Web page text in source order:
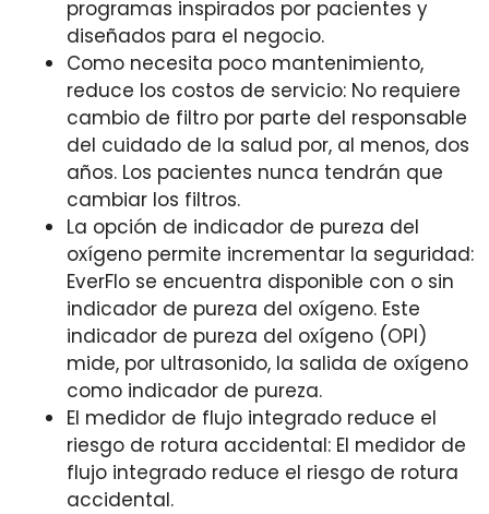
programas inspirados por pacientes y
diseñados para el negocio.
Como necesita poco mantenimiento,
reduce los costos de servicio: No requiere
cambio de filtro por parte del responsable
del cuidado de la salud por, al menos, dos
años. Los pacientes nunca tendrán que
cambiar los filtros.
La opción de indicador de pureza del
oxígeno permite incrementar la seguridad:
EverFlo se encuentra disponible con o sin
indicador de pureza del oxígeno. Este
indicador de pureza del oxígeno (OPI)
mide, por ultrasonido, la salida de oxígeno
como indicador de pureza.
El medidor de flujo integrado reduce el
riesgo de rotura accidental: El medidor de
flujo integrado reduce el riesgo de rotura
accidental.